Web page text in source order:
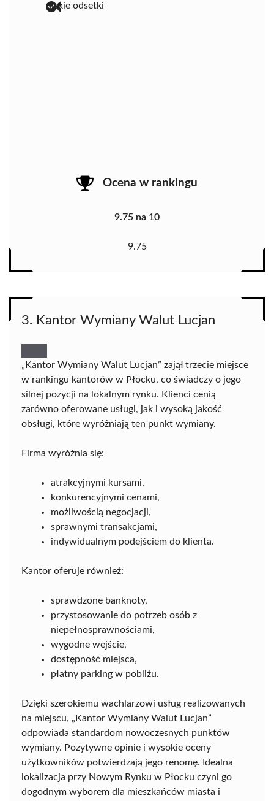
niskie odsetki
Ocena w rankingu
9.75 na 10
9.75
3. Kantor Wymiany Walut Lucjan
„Kantor Wymiany Walut Lucjan” zajął trzecie miejsce
w rankingu kantorów w Płocku, co świadczy o jego
silnej pozycji na lokalnym rynku. Klienci cenią
zarówno oferowane usługi, jak i wysoką jakość
obsługi, które wyróżniają ten punkt wymiany.
Firma wyróżnia się:
atrakcyjnymi kursami,
konkurencyjnymi cenami,
możliwością negocjacji,
sprawnymi transakcjami,
indywidualnym podejściem do klienta.
Kantor oferuje również:
sprawdzone banknoty,
przystosowanie do potrzeb osób z
niepełnosprawnościami,
wygodne wejście,
dostępność miejsca,
płatny parking w pobliżu.
Dzięki szerokiemu wachlarzowi usług realizowanych
na miejscu, „Kantor Wymiany Walut Lucjan”
odpowiada standardom nowoczesnych punktów
wymiany. Pozytywne opinie i wysokie oceny
użytkowników potwierdzają jego renomę. Idealna
lokalizacja przy Nowym Rynku w Płocku czyni go
dogodnym wyborem dla mieszkańców miasta i